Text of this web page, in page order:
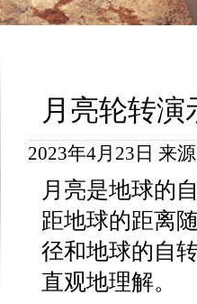
月亮轮转
2023年4月23日 来
月亮是地球的
距地球的距离
径和地球的自
直观地理解。